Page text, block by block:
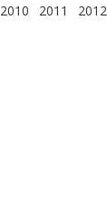
2010 2011 2012